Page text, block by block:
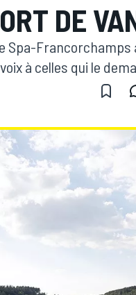
DE
Spa-Francorchamps
à celles qui le